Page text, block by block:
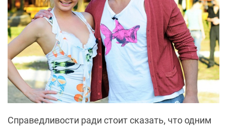
Справедливости ради стоит сказать, что одним